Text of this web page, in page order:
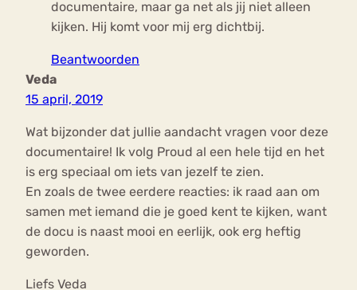
documentaire, maar ga net als jij niet alleen
kijken. Hij komt voor mij erg dichtbij.
Beantwoorden
Veda
15 april, 2019
Wat bijzonder dat jullie aandacht vragen voor deze
documentaire! Ik volg Proud al een hele tijd en het
is erg speciaal om iets van jezelf te zien.
En zoals de twee eerdere reacties: ik raad aan om
samen met iemand die je goed kent te kijken, want
de docu is naast mooi en eerlijk, ook erg heftig
geworden.
Liefs Veda